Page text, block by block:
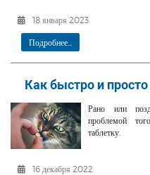
18 января 2023
Подробнее...
Как быстро и
Рано или
проблемой
таблетку.
16 декабря 2022